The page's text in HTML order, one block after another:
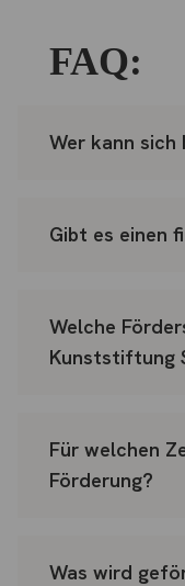
FAQ:
Wer kann sich
Gibt es einen
Welche
Kunststiftung
Für welchen
Förderung?
Was wird